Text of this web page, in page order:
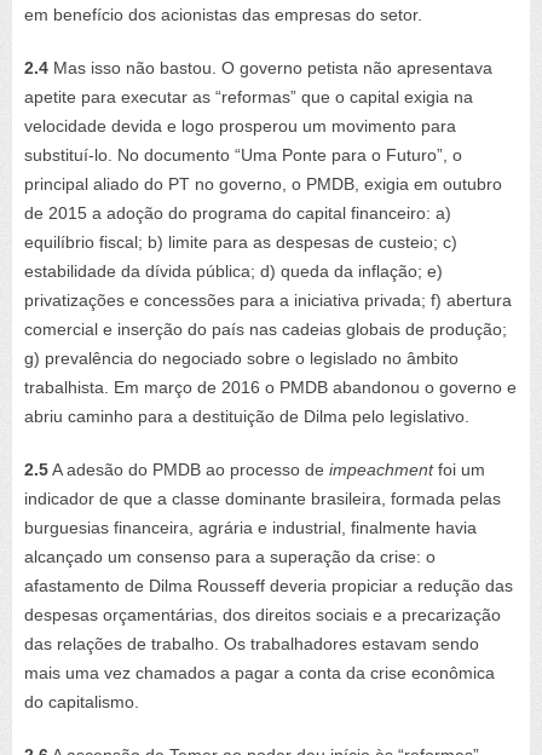
em benefício dos acionistas das empresas do setor.
2.4 Mas isso não bastou. O governo petista não apresentava
apetite para executar as “reformas” que o capital exigia na
velocidade devida e logo prosperou um movimento para
substituí-lo. No documento “Uma Ponte para o Futuro”, o
principal aliado do PT no governo, o PMDB, exigia em outubro
de 2015 a adoção do programa do capital financeiro: a)
equilíbrio fiscal; b) limite para as despesas de custeio; c)
estabilidade da dívida pública; d) queda da inflação; e)
privatizações e concessões para a iniciativa privada; f) abertura
comercial e inserção do país nas cadeias globais de produção;
g) prevalência do negociado sobre o legislado no âmbito
trabalhista. Em março de 2016 o PMDB abandonou o governo e
abriu caminho para a destituição de Dilma pelo legislativo.
2.5A adesão do PMDB ao processo de impeachmentfoi um
indicador de que a classe dominante brasileira, formada pelas
burguesias financeira, agrária e industrial, finalmente havia
alcançado um consenso para a superação da crise: o
afastamento de Dilma Rousseff deveria propiciar a redução das
despesas orçamentárias, dos direitos sociais e a precarização
das relações de trabalho. Os trabalhadores estavam sendo
mais uma vez chamados a pagar a conta da crise econômica
do capitalismo.